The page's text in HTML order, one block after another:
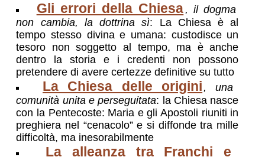
Gli errori della Chiesa , il dogma
non cambia, la dottrina sì: La Chiesa è al
tempo stesso divina e umana: custodisce un
tesoro non soggetto al tempo, ma è anche
dentro la storia e i credenti non possono
pretendere di avere certezze definitive su tutto
La Chiesa delle origini , una
comunità unita e perseguitata: la Chiesa nasce
con la Pentecoste: Maria e gli Apostoli riuniti in
preghiera nel “cenacolo” e si diffonde tra mille
difficoltà, ma inesorabilmente
La alleanza tra Franchi e